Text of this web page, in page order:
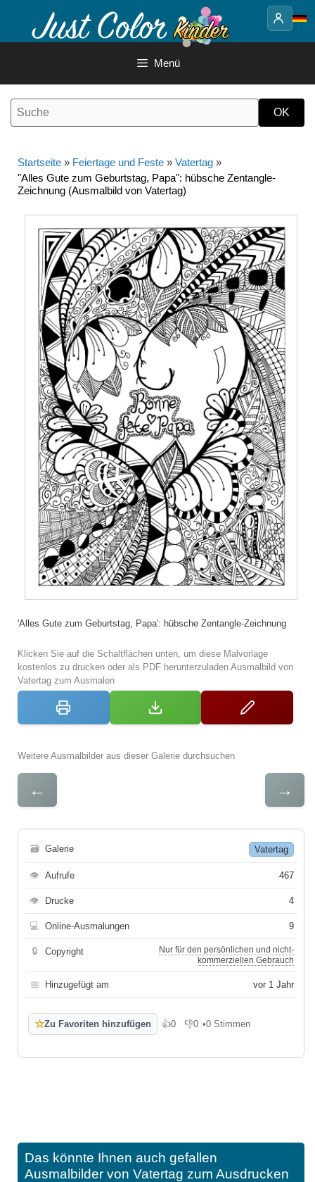
Inhalt
Menü
Startseite » Feiertage und Feste » Vatertag »
"Alles Gute zum Geburtstag, Papa": hübsche Zentangle-
Zeichnung (Ausmalbild von Vatertag)
'Alles Gute zum Geburtstag, Papa': hübsche Zentangle-Zeichnung
Klicken Sie auf die Schaltflächen unten, um diese Malvorlage
kostenlos zu drucken oder als PDF herunterzuladen Ausmalbild von
Vatertag zum Ausmalen
Weitere Ausmalbilder aus dieser Galerie durchsuchen
← →
🗃 Galerie Vatertag
👁 Aufrufe 467
👁 Drucke 4
💻 Online-Ausmalungen 9
🔒 Copyright
Nur für den persönlichen und nicht-
kommerziellen Gebrauch
📅 Hinzugefügt am vor 1 Jahr
☆Zu Favoriten hinzufügen 👍0
Gefällt mir
👎0
Gefällt mir nicht
•0 Stimmen
Das könnte Ihnen auch gefallen
Ausmalbilder von Vatertag zum Ausdrucken